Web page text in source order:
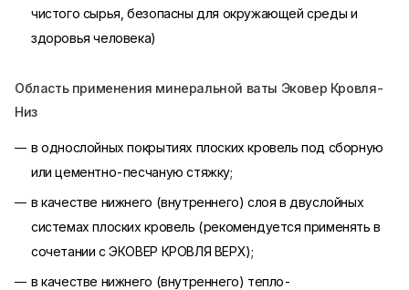
чистого сырья, безопасны для окружающей среды и
здоровья человека)
Область применения минеральной ваты Эковер Кровля-
Низ
в однослойных покрытиях плоских кровель под сборную
или цементно-песчаную стяжку;
в качестве нижнего (внутреннего) слоя в двуслойных
системах плоских кровель (рекомендуется применять в
сочетании с ЭКОВЕР КРОВЛЯ ВЕРХ);
в качестве нижнего (внутреннего) тепло-